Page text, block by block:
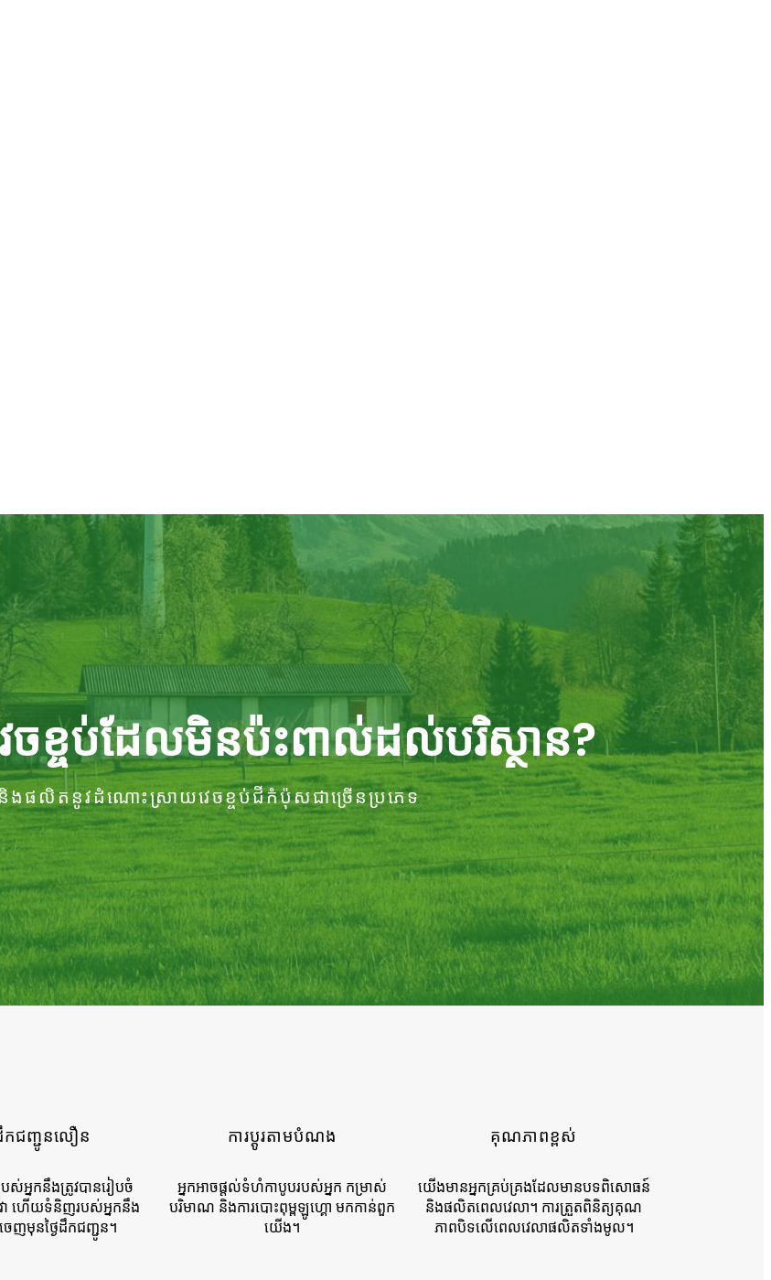
ចខ្ចប់ដែលមិនប៉ះពាល់ដល់បរិស្ថាន?
និងផលិតនូវដំណោះស្រាយវេចខ្ចប់ជីកំប៉ុសជាច្រើនប្រភេទ
កជញ្ជូនលឿន
បស់អ្នកនឹងត្រូវបានរៀបចំ
វា ហើយទំនិញរបស់អ្នកនឹង
ចេញមុនថ្ងៃដឹកជញ្ជូន។
ការប្ដូរតាមបំណង
អ្នកអាចផ្តល់ទំហំកាបូបរបស់អ្នក កម្រាស់
បរិមាណ និងការបោះពុម្ពឡូហ្គោ មកកាន់ពួក
យើង។
គុណភាពខ្ពស់
យើងមានអ្នកគ្រប់គ្រងដែលមានបទពិសោធន៍
និងផលិតពេលវេលា។ ការត្រួតពិនិត្យគុណ
ភាពបិទលើពេលវេលាផលិតទាំងមូល។